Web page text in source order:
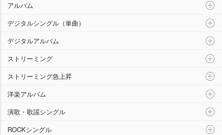
アルバム
デジタルシングル（単曲）
デジタルアルバム
ストリーミング
ストリーミング急上昇
洋楽アルバム
演歌・歌謡シングル
ROCKシングル